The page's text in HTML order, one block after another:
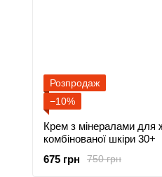
Розпродаж
−10%
Крем з мінералами для
комбінованої шкіри 30+
750 грн
675 грн